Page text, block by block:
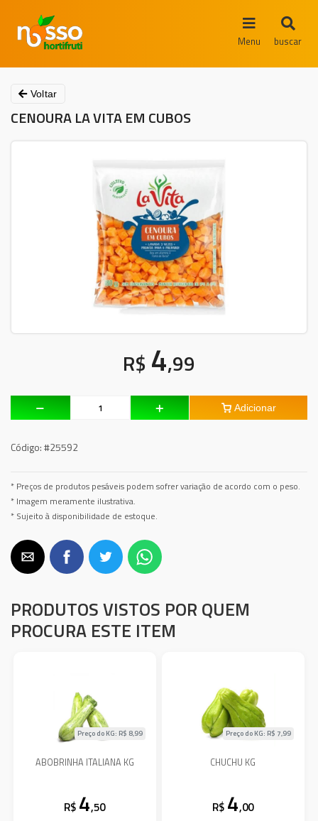
Menu buscar
Voltar
CENOURA LA VITA EM CUBOS
R$ 4,99
Adicionar
Código:#25592
* Preços de produtos pesáveis podem sofrer variação de acordo com o peso.
* Imagem meramente ilustrativa.
* Sujeito à disponibilidade de estoque.
PRODUTOS VISTOS POR QUEM
PROCURA ESTE ITEM
ABOBRINHA ITALIANA KG
Preço do KG: R$ 8,99
R$ 4,50
CHUCHU KG
Preço do KG: R$ 7,99
R$ 4,00